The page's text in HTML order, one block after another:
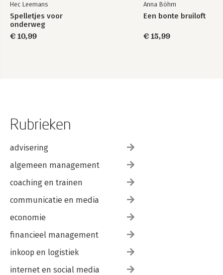
Hec Leemans
Spelletjes voor
onderweg
€ 10,99
Anna Böhm
Een bonte bruiloft
€ 15,99
Rubrieken
advisering
algemeen management
coaching en trainen
communicatie en media
economie
financieel management
inkoop en logistiek
internet en social media